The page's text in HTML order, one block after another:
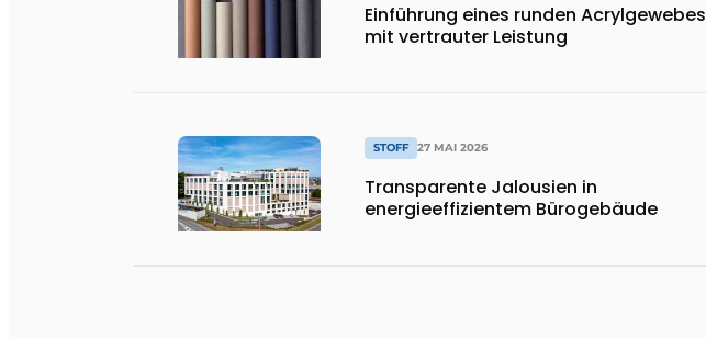
Einführung eines runden Acrylgewebes
mit vertrauter Leistung
STOFF 27 MAI 2026
Transparente Jalousien in
energieeffizientem Bürogebäude